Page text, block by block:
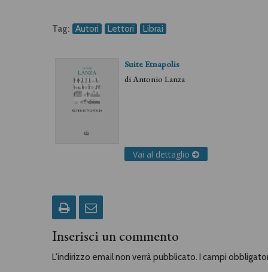
Tag: Autori Lettori Librai
Suite Etnapolis
diAntonio Lanza
Vai al dettaglio
Inserisci un commento
L'indirizzo email non verrà pubblicato. I campi